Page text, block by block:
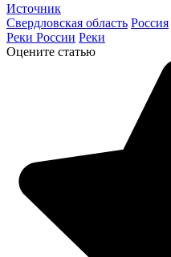
Источник
Свердловская область Россия
Реки России Реки
Оцените статью